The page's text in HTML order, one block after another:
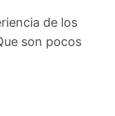
de los
son pocos